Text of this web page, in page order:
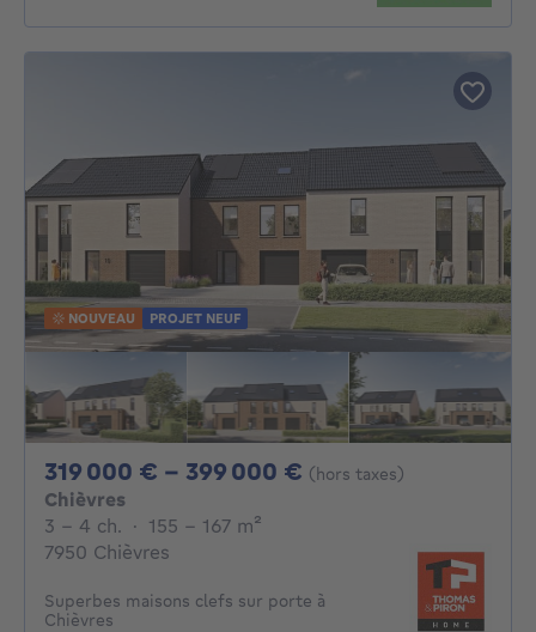
NOUVEAU PROJET NEUF
319 000 € - 399 000 € De 319000€ À
(hors taxes)
Chièvres
3 - 4 Chambres
3 - 4 ch. · 155 - 167 m²
7950 Chièvres
Superbes maisons clefs sur porte à
Chièvres